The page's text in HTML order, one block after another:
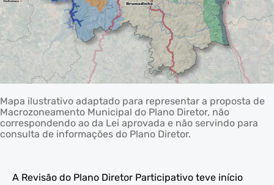
Mapa ilustrativo adaptado para representar a proposta de
Macrozoneamento Municipal do Plano Diretor, não
correspondendo ao da Lei aprovada e não servindo para
consulta de informações do Plano Diretor.
A Revisão do Plano Diretor Participativo teve início